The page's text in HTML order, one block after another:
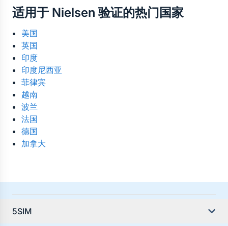
选择最可靠的国家、运营商及价格。
Nielsen 的验证码短信都会在线接收至您的控制面板
——无需实体 SIM 卡，也无地域限制。
适用于 Nielsen 验证的热门国家
美国
英国
印度
印度尼西亚
菲律宾
越南
波兰
法国
德国
加拿大
5SIM